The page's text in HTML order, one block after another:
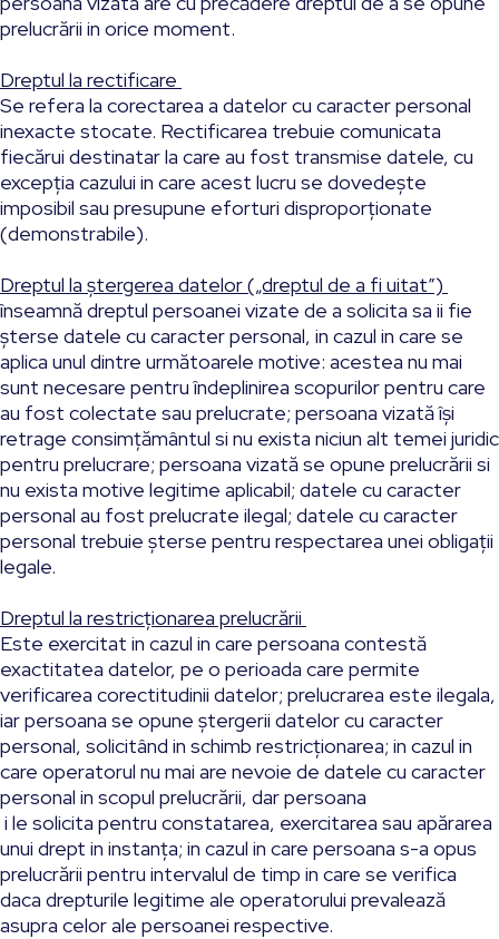
prelucrării in orice moment.
Dreptul la rectificare
Se refera la corectarea a datelor cu caracter personal
inexacte stocate. Rectificarea trebuie comunicata
fiecărui destinatar la care au fost transmise datele, cu
excepția cazului in care acest lucru se dovedește
imposibil sau presupune eforturi disproporționate
(demonstrabile).
Dreptul la ștergerea datelor („dreptul de a fi uitat”)
înseamnă dreptul persoanei vizate de a solicita sa ii fie
șterse datele cu caracter personal, in cazul in care se
aplica unul dintre următoarele motive: acestea nu mai
sunt necesare pentru îndeplinirea scopurilor pentru care
au fost colectate sau prelucrate; persoana vizată își
retrage consimțământul si nu exista niciun alt temei juridic
pentru prelucrare; persoana vizată se opune prelucrării si
nu exista motive legitime aplicabil; datele cu caracter
personal au fost prelucrate ilegal; datele cu caracter
personal trebuie șterse pentru respectarea unei obligații
legale.
Dreptul la restricționarea prelucrării
Este exercitat in cazul in care persoana contestă
exactitatea datelor, pe o perioada care permite
verificarea corectitudinii datelor; prelucrarea este ilegala,
iar persoana se opune ștergerii datelor cu caracter
personal, solicitând in schimb restricționarea; in cazul in
care operatorul nu mai are nevoie de datele cu caracter
personal in scopul prelucrării, dar persoana
i le solicita pentru constatarea, exercitarea sau apărarea
unui drept in instanța; in cazul in care persoana s-a opus
prelucrării pentru intervalul de timp in care se verifica
daca drepturile legitime ale operatorului prevalează
asupra celor ale persoanei respective.